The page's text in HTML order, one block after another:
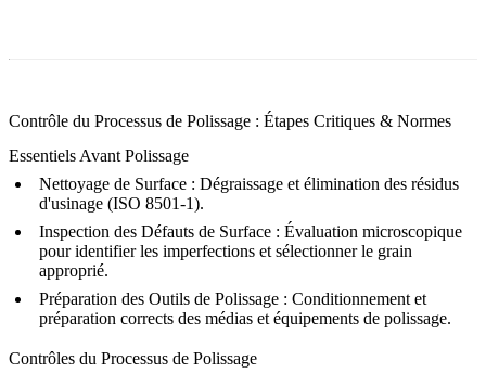
Contrôle du Processus de Polissage : Étapes Critiques & Normes
Essentiels Avant Polissage
Nettoyage de Surface : Dégraissage et élimination des résidus
d'usinage (ISO 8501-1).
Inspection des Défauts de Surface : Évaluation microscopique
pour identifier les imperfections et sélectionner le grain
approprié.
Préparation des Outils de Polissage : Conditionnement et
préparation corrects des médias et équipements de polissage.
Contrôles du Processus de Polissage